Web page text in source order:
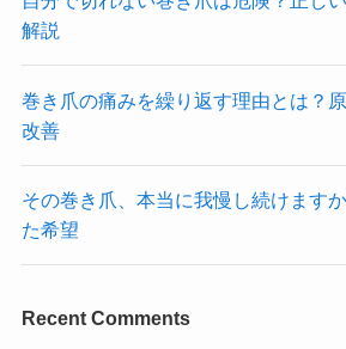
解説
巻き爪の痛みを繰り返す理由とは？
改善
その巻き爪、本当に我慢し続けます
た希望
Recent Comments